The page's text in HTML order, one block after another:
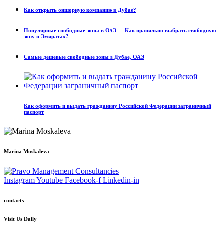
Как открыть оншорную компанию в Дубае?
Популярные свободные зоны в ОАЭ — Как правильно выбрать свободную
зону в Эмиратах?
Самые дешевые свободные зоны в Дубае, ОАЭ
Как оформить и выдать гражданину Российской Федерации заграничный
паспорт
Marina Moskaleva
InstagramYoutube Facebook-f Linkedin-in
contacts
Visit Us Daily